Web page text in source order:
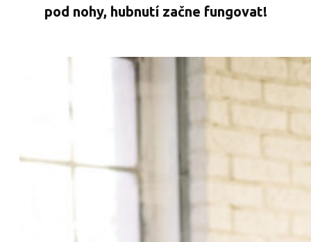
pod nohy, hubnutí začne fungovat!